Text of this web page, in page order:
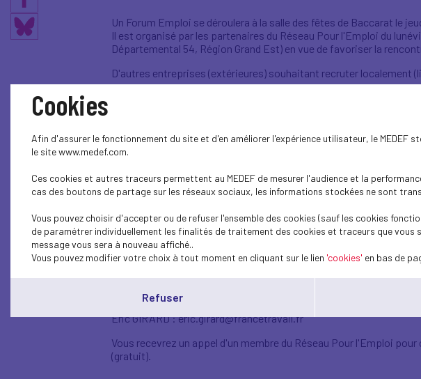
Un Forum Emploi se déroulera à la salle des fêtes de Baccarat le
Il est organisé par les partenaires du Réseau Pour l'Emploi du
Départemental 54, Région Grand Est) en vue de favoriser la
D'autres entreprises (extérieures) souhaitant recruter localement
Être disponible pour une présence physique le jour du Forum
Tenir informés ensuite les organisateurs sur le résultat des
INSCRIPTION :
Eric GIRARD : eric.girard@francetravail.fr
Vous recevrez un appel d'un membre du Réseau Pour l'Emploi
(gratuit).
Cookies
Afin d'assurer le fonctionnement du site et d'en améliorer l'expérience utilisateur, le
le site www.medef.com.
Ces cookies et autres traceurs permettent au MEDEF de mesurer l'audience et la
cas des boutons de partage sur les réseaux sociaux, les informations stockées ne sont
Vous pouvez choisir d'accepter ou de refuser l'ensemble des cookies (sauf les cookies
de paramétrer individuellement les finalités de traitement des cookies et traceurs que vous
message vous sera à nouveau affiché..
Vous pouvez modifier votre choix à tout moment en cliquant sur le lien 'cookies' en bas de
Refuser